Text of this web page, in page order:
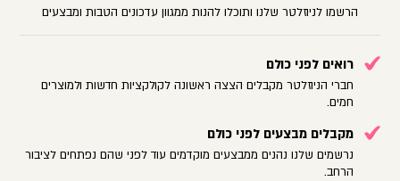
הרשמו לניוזלטר שלנו ותוכלו להנות ממגוון עדכונים הטבות ומבצעים
רואים לפני כולם
חברי הניוזלטר מקבלים הצצה ראשונה לקולקציות חדשות ולמוצרים
חמים.
מקבלים מבצעים לפני כולם
נרשמים שלנו נהנים ממבצעים מוקדמים עוד לפני שהם נפתחים לציבור
הרחב.